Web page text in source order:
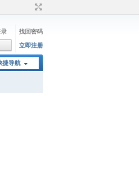
录
找回密码
立即注册
捷导航